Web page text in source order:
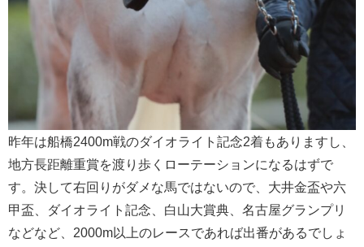
昨年は船橋2400m戦のダイオライト記念2着もありますし、
地方長距離重賞を渡り歩くローテーションになるはずで
す。決して右回りがダメな馬ではないので、大井金盃や六
甲盃、ダイオライト記念、白山大賞典、名古屋グランプリ
などなど、2000m以上のレースであれば出番があるでしょ